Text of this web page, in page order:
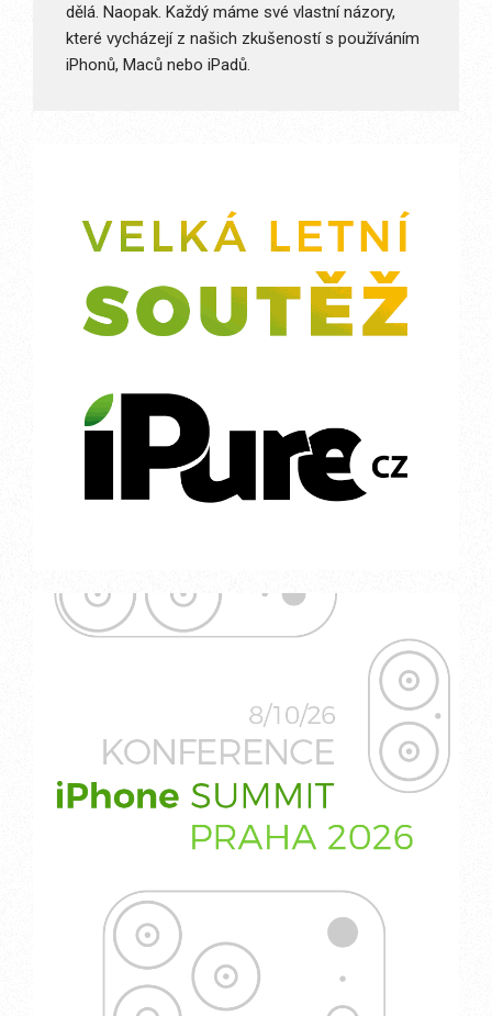
dělá. Naopak. Každý máme své vlastní názory,
které vycházejí z našich zkušeností s používáním
iPhonů, Maců nebo iPadů.